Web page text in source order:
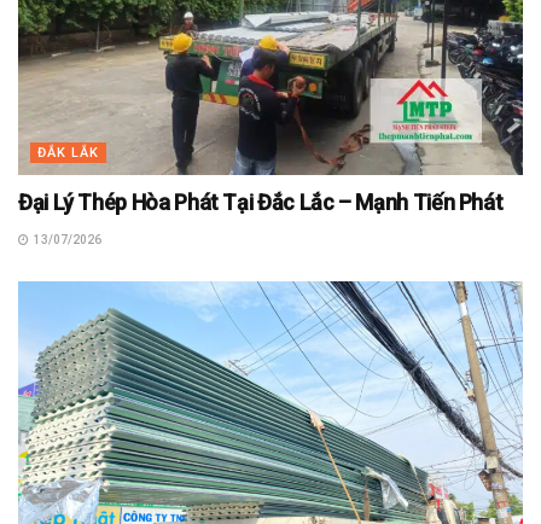
ĐẮK LẮK
Đại Lý Thép Hòa Phát Tại Đắc Lắc – Mạnh Tiến Phát
13/07/2026